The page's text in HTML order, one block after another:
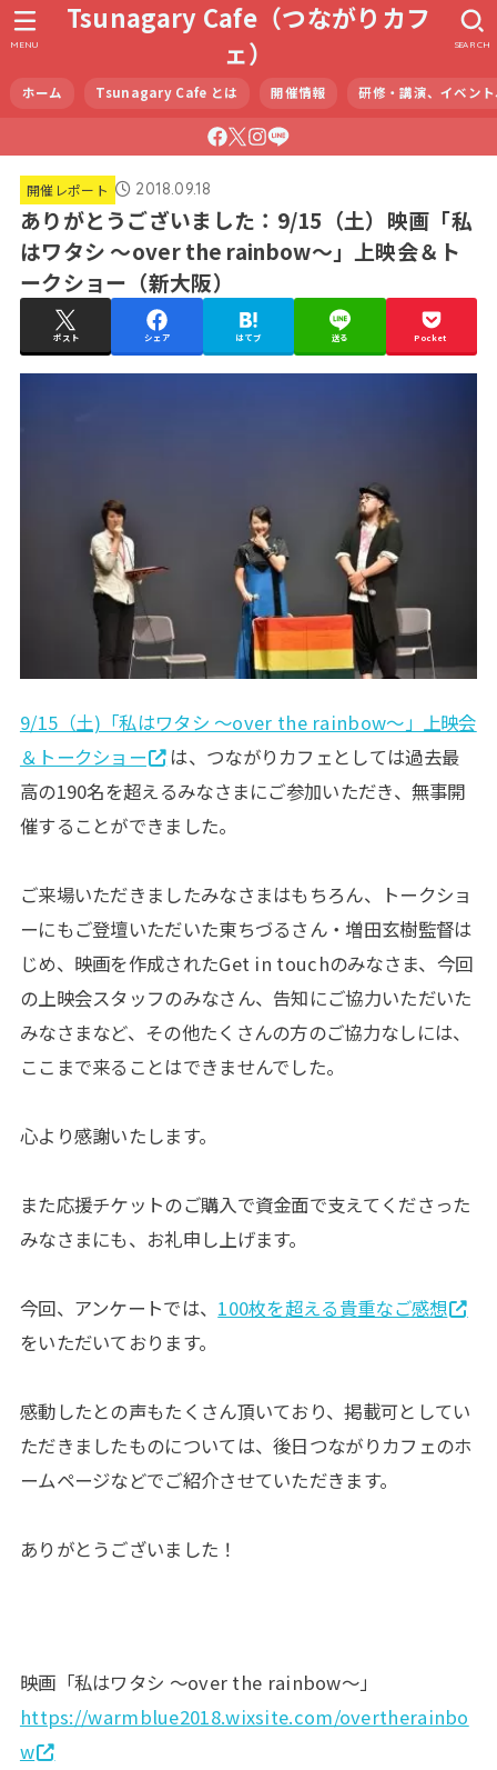
Tsunagary Cafe（つながりカフ
ェ）
ホーム Tsunagary Cafe とは 開催情報 研修・講演、イベン
SEARCH
MENU
開催レポート 2018.09.18
ありがとうございました：9/15（土）映画「私
はワタシ 〜over the rainbow〜」上映会＆ト
ークショー（新大阪）
ポスト シェア はてブ 送る Pocket
9/15（土)「私はワタシ 〜over the rainbow〜」上映会
＆トークショー
は、つながりカフェとしては過去最
高の190名を超えるみなさまにご参加いただき、無事開
催することができました。
ご来場いただきましたみなさまはもちろん、トークショ
ーにもご登壇いただいた東ちづるさん・増田玄樹監督は
じめ、映画を作成されたGet in touchのみなさま、今回
の上映会スタッフのみなさん、告知にご協力いただいた
みなさまなど、その他たくさんの方のご協力なしには、
ここまで来ることはできませんでした。
心より感謝いたします。
また応援チケットのご購入で資金面で支えてくださった
みなさまにも、お礼申し上げます。
今回、アンケートでは、 100枚を超える貴重なご感想
をいただいております。
感動したとの声もたくさん頂いており、掲載可としてい
ただきましたものについては、後日つながりカフェのホ
ームページなどでご紹介させていただきます。
ありがとうございました！
映画「私はワタシ 〜over the rainbow〜」
https://warmblue2018.wixsite.com/overtherainbo
w